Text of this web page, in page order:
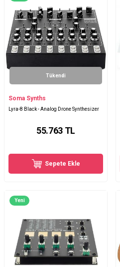
Tükendi
Soma Synths
Lyra-8 Black - Analog Drone Synthesizer
55.763TL
Sepete Ekle
Yeni